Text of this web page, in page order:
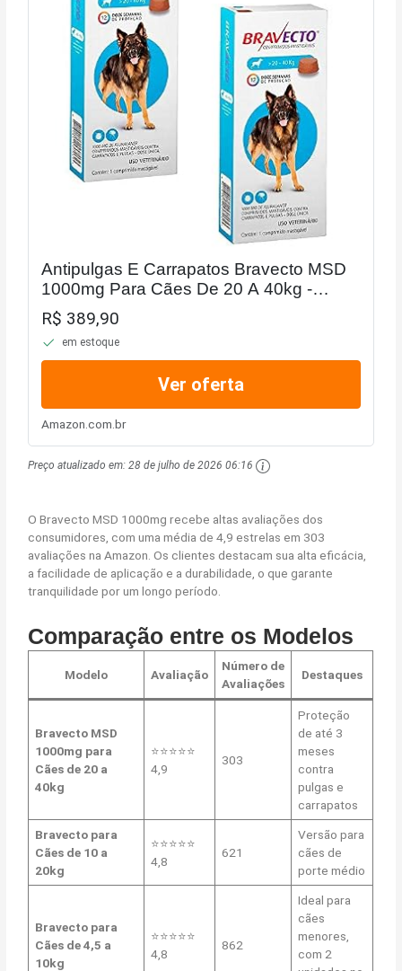
Antipulgas E Carrapatos Bravecto MSD
1000mg Para Cães De 20 A 40kg -
Combo Com 02 Unidades
R$ 389,90
em estoque
Ver oferta
Amazon.com.br
Preço atualizado em:28 de julho de 2026 06:16
O Bravecto MSD 1000mg recebe altas avaliações dos
consumidores, com uma média de 4,9 estrelas em 303
avaliações na Amazon. Os clientes destacam sua alta eficácia,
a facilidade de aplicação e a durabilidade, o que garante
tranquilidade por um longo período.
Comparação entre os Modelos
Modelo Avaliação
Número de
Avaliações
Destaques
Bravecto MSD
1000mg para
Cães de 20 a
40kg
⭐⭐⭐⭐⭐
4,9
303
Proteção
de até 3
meses
contra
pulgas e
carrapatos
Bravecto para
Cães de 10 a
20kg
⭐⭐⭐⭐⭐
4,8
621
Versão para
cães de
porte médio
Bravecto para
Cães de 4,5 a
10kg
⭐⭐⭐⭐⭐
4,8
862
Ideal para
cães
menores,
com 2